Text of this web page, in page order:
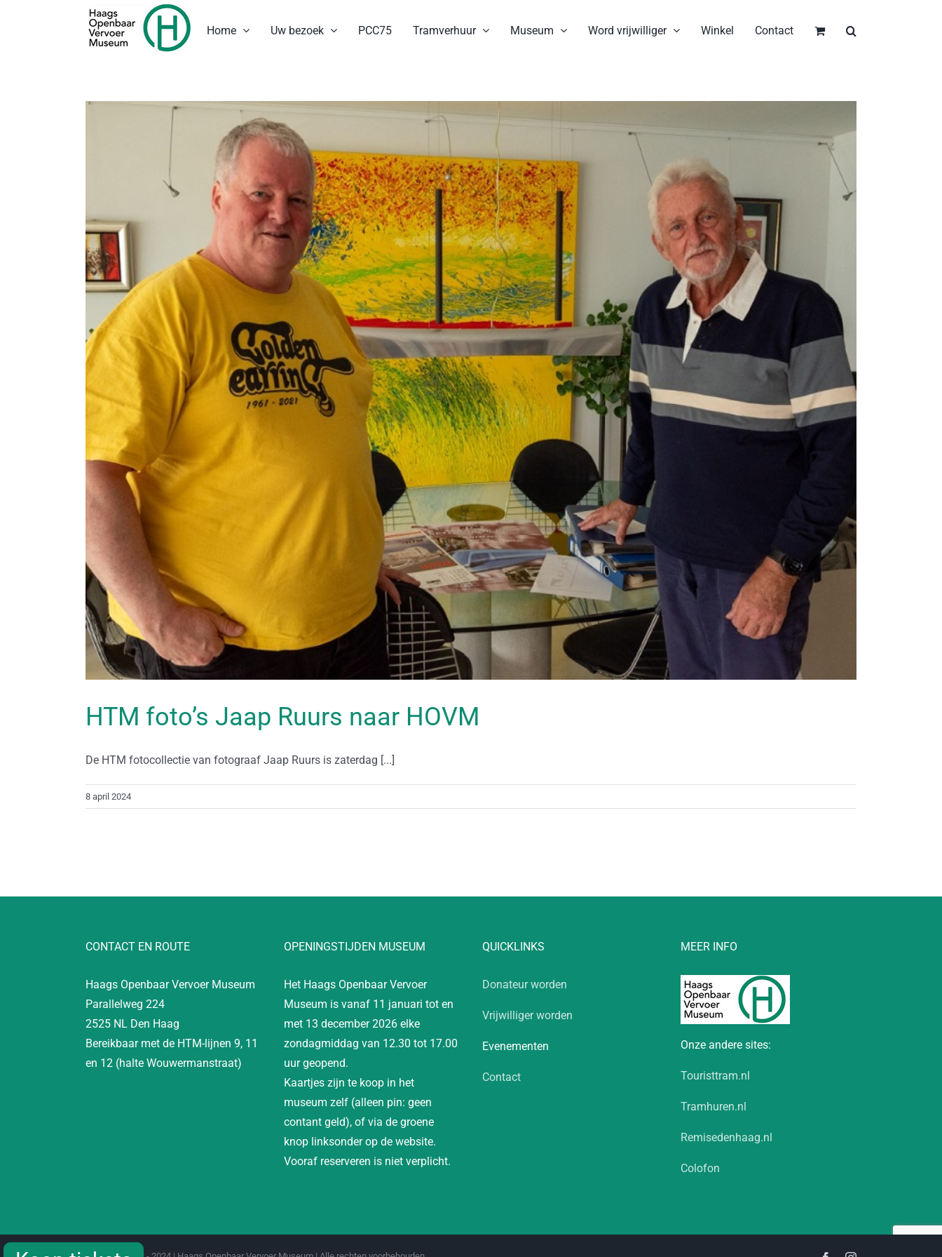
Home Uw bezoek PCC75 Tramverhuur Museum Word vrijwilliger Winkel Contact
HTM foto’s Jaap Ruurs naar HOVM
De HTM fotocollectie van fotograaf Jaap Ruurs is zaterdag [...]
8 april 2024
CONTACT EN ROUTE
Haags Openbaar Vervoer Museum
Parallelweg 224
2525 NL Den Haag
Bereikbaar met de HTM-lijnen 9, 11
en 12 (halte Wouwermanstraat)
OPENINGSTIJDEN MUSEUM
Het Haags Openbaar Vervoer
Museum is vanaf 11 januari tot en
met 13 december 2026 elke
zondagmiddag van 12.30 tot 17.00
uur geopend.
Kaartjes zijn te koop in het
museum zelf (alleen pin: geen
contant geld), of via de groene
knop linksonder op de website.
Vooraf reserveren is niet verplicht.
QUICKLINKS
Donateur worden
Vrijwilliger worden
Evenementen
Contact
MEER INFO
Onze andere sites:
Touristtram.nl
Tramhuren.nl
Remisedenhaag.nl
Colofon